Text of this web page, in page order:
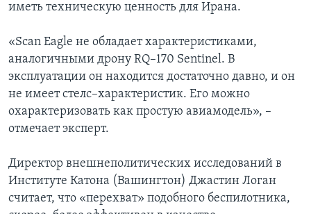
иметь техническую ценность для Ирана.
«Scan Eagle не обладает характеристиками,
аналогичными дрону RQ–170 Sentinel. В
эксплуатации он находится достаточно давно, и он
не имеет стелс–характеристик. Его можно
охарактеризовать как простую авиамодель», –
отмечает эксперт.
Директор внешнеполитических исследований в
Институте Катона (Вашингтон) Джастин Логан
считает, что «перехват» подобного беспилотника,